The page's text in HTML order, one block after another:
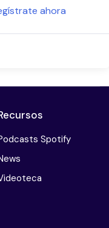
ahora
Spotify